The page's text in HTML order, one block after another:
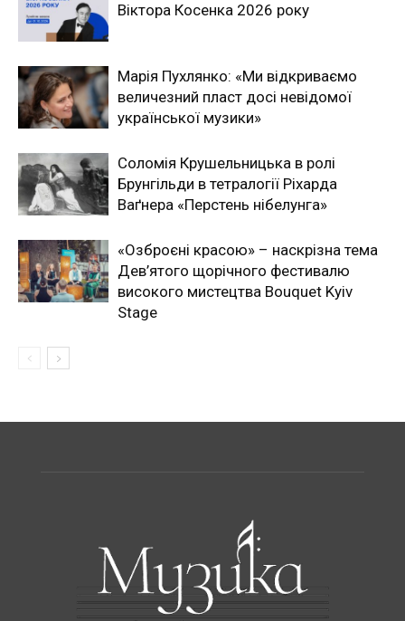
Віктора Косенка 2026 року
Марія Пухлянко: «Ми відкриваємо
величезний пласт досі невідомої
української музики»
Соломія Крушельницька в ролі
Брунгільди в тетралогії Ріхарда
Ваґнера «Перстень нібелунга»
«Озброєні красою» – наскрізна тема
Дев’ятого щорічного фестивалю
високого мистецтва Bouquet Kyiv
Stage